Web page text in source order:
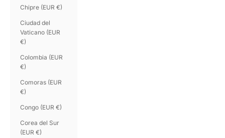
Chipre (EUR €)
Ciudad del
Vaticano (EUR
€)
Colombia (EUR
€)
Comoras (EUR
€)
Congo (EUR €)
Corea del Sur
(EUR €)